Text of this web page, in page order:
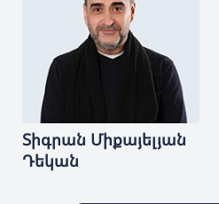
Տիգրան Միքայելյան
Դեկան